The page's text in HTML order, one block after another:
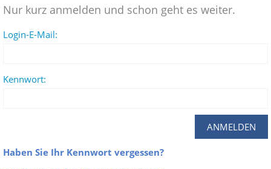
Nur kurz anmelden und schon geht es weiter.
Login-E-Mail:
Kennwort:
Haben Sie Ihr Kennwort vergessen?